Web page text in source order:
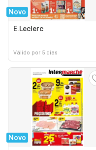
Novo
E.Leclerc
Válido por 5 dias
Novo